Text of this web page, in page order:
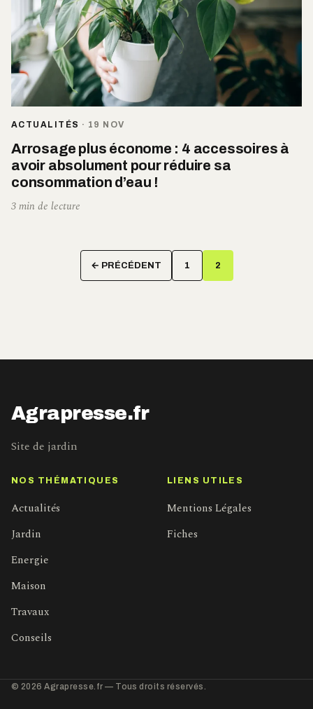
ACTUALITÉS · 19 NOV
Arrosage plus économe : 4 accessoires à
avoir absolument pour réduire sa
consommation d’eau !
3 min de lecture
Pagination
des
← PRÉCÉDENT 1 2
Agrapresse.fr
Site de jardin
NOS THÉMATIQUES
Actualités
Jardin
Energie
Maison
Travaux
Conseils
LIENS UTILES
Mentions Légales
Fiches
© 2026 Agrapresse.fr — Tous droits réservés.